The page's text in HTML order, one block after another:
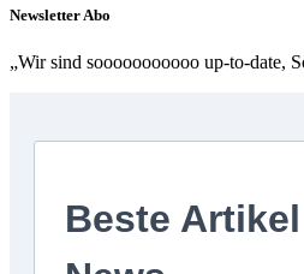
Newsletter Abo
„Wir sind sooooooooooo up-to-date,